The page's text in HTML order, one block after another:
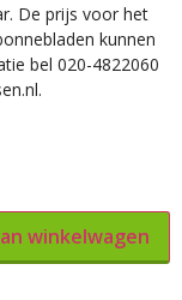
De prijs voor het
kunnen
bel 020-4822060
winkelwagen